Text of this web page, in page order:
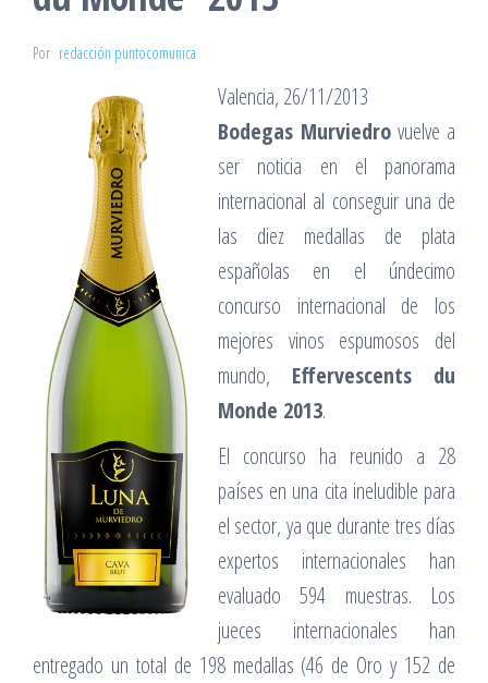
Por redacción puntocomunica
Valencia, 26/11/2013
Bodegas Murviedro vuelve a
ser noticia en el panorama
internacional al conseguir una de
las diez medallas de plata
españolas en el úndecimo
concurso internacional de los
mejores vinos espumosos del
mundo, Effervescents du
Monde 2013.
El concurso ha reunido a 28
países en una cita ineludible para
el sector, ya que durante tres días
expertos internacionales han
evaluado 594 muestras. Los
jueces internacionales han
entregado un total de 198 medallas (46 de Oro y 152 de